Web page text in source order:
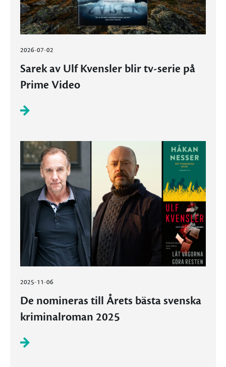
2026-07-02
Sarek av Ulf Kvensler blir tv-serie på
Prime Video
2025-11-06
De nomineras till Årets bästa svenska
kriminalroman 2025